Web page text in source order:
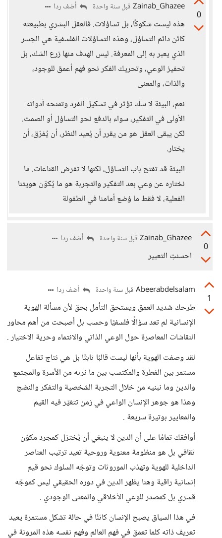
0
Zainab_Ghazee قبل سنة واحدة أضف ردا
هذه ليست شكوكًا، بل تساؤلات. فالعقل البشري بطبيعته
كائن دائم التساؤل، وهذه التساؤلات الفلسفية هي الجسر
الذي يعبر به إلى المعرفة. ليس الهدف منها زرع الشك، بل
تحفيز الوعي، وتحريك الفكر نحو فهم أعمق للوجود،
والذات، والمعنى
نعم، البيئة لا شك تؤثر في تشكيل الفرد وتمنحه أدواته
الأولى في التفكير، سواء بالدفع نحو التساؤل أو الصمت.
لكن يبقى العقل هو من يقرر أن يُعيد النظر، أن يُفرّق، أن
يختار.
البيئة قد تفتح باب التساؤل، لكنها لا تفرض القناعات. ما
نختاره عن وعي بعد التفكير والتجربة هو ما يُكوّن هويتنا
الفعلية، لا فقط ما وُضع أمامنا في الطفولة
0
Zainab_Ghazee قبل سنة واحدة أضف ردا
احسنتِ التعبير
1
Abeerabdelsalam قبل سنة واحدة أضف ردا
طرحك شديد العمق ويستحق التأمل بحق لأن مسألة الهوية
الإنسانية لم تعد سؤالًا فلسفيًا وحسب بل أصبحت من أهم محاور
النقاشات المعاصرة حول الوعي الذاتي والانتماء وحرية الاختيار .
لقد وصفت الهوية بأنها ليست قالبًا ثابتًا بل هي نتاج تفاعل
مستمر بين الفطرة والمكتسب بين ما نرثه من الأسرة والمجتمع
والدين وما نبنيه من خلال التجربة الشخصية والتفكر والنضج
وهذا هو جوهر الإنسان الواعي في زمن تتغيّر فيه القيم
والمعايير بوتيرة سريعة .
أوافقك تمامًا على أن الدين لا ينبغي أن يُختزل كمجرد مكوّن
ثقافي بل هو منظومة معنوية وروحية تعيد ترتيب العناصر
الداخلية للهوية وتهذب الموروثات وتوجّه السلوك نحو قيم
إنسانية راقية وهنا يظهر الدين في دوره الحقيقي ليس كموجّه
قسري بل كمصدر للوعي الأخلاقي والمعنى الوجودي .
في هذا السياق يصبح الإنسان كائنًا في حالة تشكل مستمرة يعيد
تعريف ذاته كلما تعمق في فهم العالم وفهم نفسه هذه المرونة في